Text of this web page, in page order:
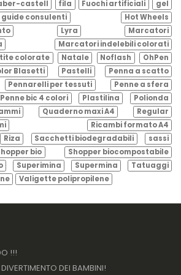
castell fila Fuochi artificiali
gel
guide consulenti
Hot Wheels
Lyra
Marcatori
Marcatori indelebili colorati
colorate Natale Noflash
OhPen
Blasetti Pastelli
Penna a scatto
Pennarelli per tessuti
Penne a sfera
Penne bic 4 colori Plastilina
Polionda
Quaderno maxi A4
Regular
Ricambi formato A4
Riza Sacchetti biodegradabili
sassi
bio
Shopper biocompostabile
Superimina Supermina
Tatuaggi
Valigette polipropilene
!!!
DEI BAMBINI!